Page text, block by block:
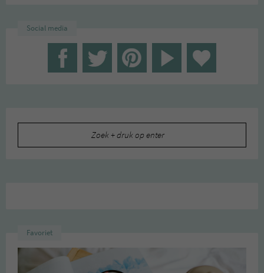
Social media
Favoriet